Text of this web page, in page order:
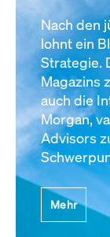
Nach den
lohnt ein
Strategie.
Magazins
auch die
Morgan,
Advisors
Mehr